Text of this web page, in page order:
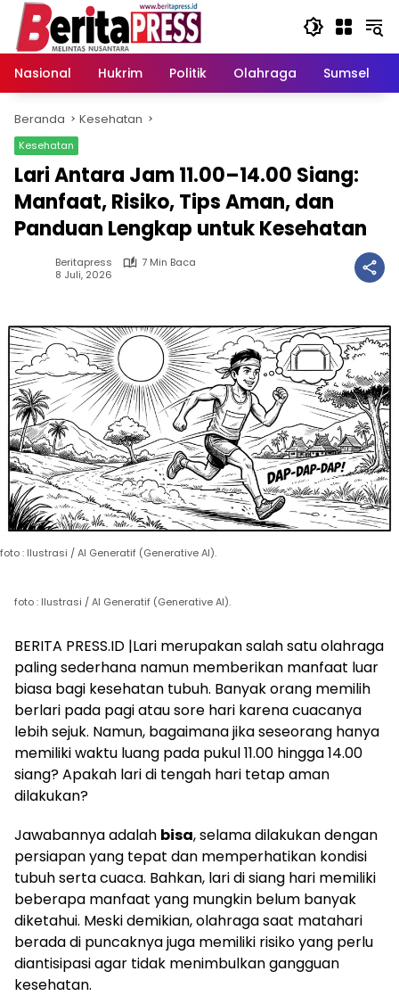
Langsung
konten
Nasional
Hukrim Politik Olahraga Sumsel
Beranda Kesehatan
Kesehatan
Lari Antara Jam 11.00–14.00 Siang:
Manfaat, Risiko, Tips Aman, dan
Panduan Lengkap untuk Kesehatan
Beritapress
7 Min Baca
8 Juli, 2026
foto : Ilustrasi / AI Generatif (Generative AI).
foto : Ilustrasi / AI Generatif (Generative AI).
BERITA PRESS.ID |Lari merupakan salah satu olahraga
paling sederhana namun memberikan manfaat luar
biasa bagi kesehatan tubuh. Banyak orang memilih
berlari pada pagi atau sore hari karena cuacanya
lebih sejuk. Namun, bagaimana jika seseorang hanya
memiliki waktu luang pada pukul 11.00 hingga 14.00
siang? Apakah lari di tengah hari tetap aman
dilakukan?
Jawabannya adalah bisa, selama dilakukan dengan
persiapan yang tepat dan memperhatikan kondisi
tubuh serta cuaca. Bahkan, lari di siang hari memiliki
beberapa manfaat yang mungkin belum banyak
diketahui. Meski demikian, olahraga saat matahari
berada di puncaknya juga memiliki risiko yang perlu
diantisipasi agar tidak menimbulkan gangguan
kesehatan.